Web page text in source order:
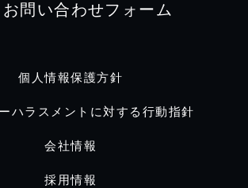
お問い合わせフォーム
個人情報保護方針
ハラスメントに対する行動指針
会社情報
採用情報